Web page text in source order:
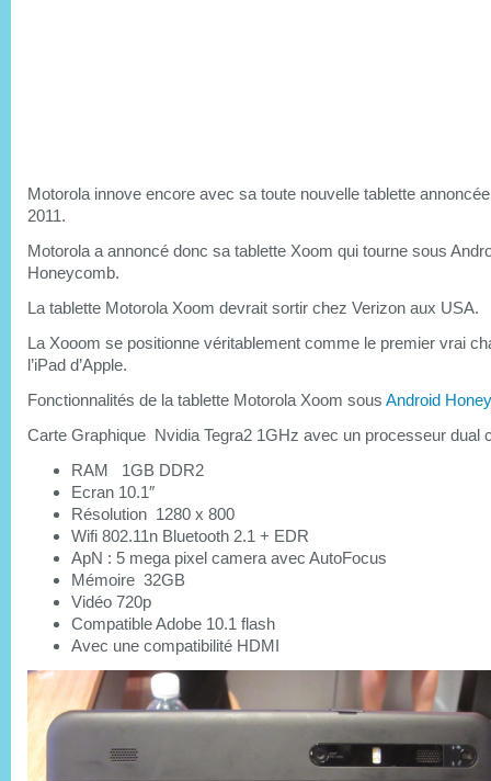
Motorola innove encore avec sa toute nouvelle tablette
2011.
Motorola a annoncé donc sa tablette Xoom qui tourne sous
Honeycomb.
La tablette Motorola Xoom devrait sortir chez Verizon aux USA.
La Xooom se positionne véritablement comme le premier vrai
l’iPad d’Apple.
Fonctionnalités de la tablette Motorola Xoom sous Android
Carte Graphique Nvidia Tegra2 1GHz avec un processeur dual
RAM 1GB DDR2
Ecran 10.1″
Résolution 1280 x 800
Wifi 802.11n Bluetooth 2.1 + EDR
ApN : 5 mega pixel camera avec AutoFocus
Mémoire 32GB
Vidéo 720p
Compatible Adobe 10.1 flash
Avec une compatibilité HDMI